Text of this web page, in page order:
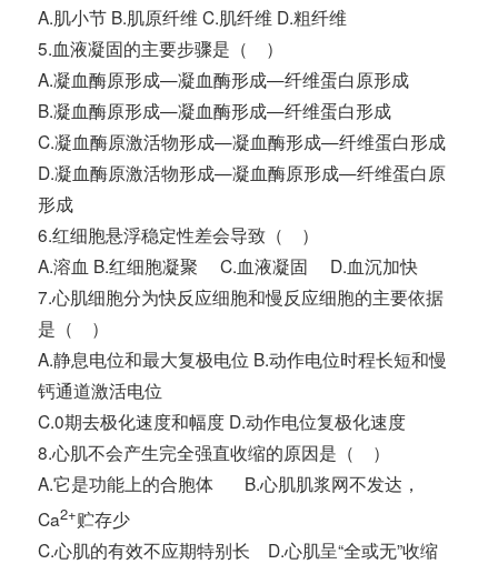
A.肌小节 B.肌原纤维 C.肌纤维 D.粗纤维
5.血液凝固的主要步骤是（ ）
A.凝血酶原形成—凝血酶形成—纤维蛋白原形成
B.凝血酶原形成—凝血酶形成—纤维蛋白形成
C.凝血酶原激活物形成—凝血酶形成—纤维蛋白形成
D.凝血酶原激活物形成—凝血酶原形成—纤维蛋白原
形成
6.红细胞悬浮稳定性差会导致（ ）
A.溶血 B.红细胞凝聚 C.血液凝固 D.血沉加快
7.心肌细胞分为快反应细胞和慢反应细胞的主要依据
是（ ）
A.静息电位和最大复极电位 B.动作电位时程长短和慢
钙通道激活电位
C.0期去极化速度和幅度 D.动作电位复极化速度
8.心肌不会产生完全强直收缩的原因是（ ）
A.它是功能上的合胞体 B.心肌肌浆网不发达，
Ca2+贮存少
C.心肌的有效不应期特别长 D.心肌呈“全或无”收缩